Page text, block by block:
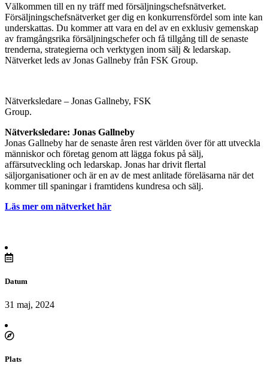
Välkommen till en ny träff med försäljningschefsnätverket.
Försäljningschefsnätverket ger dig en konkurrensfördel som inte kan
underskattas. Du kommer att vara en del av en exklusiv gemenskap
av framgångsrika försäljningschefer och få tillgång till de senaste
trenderna, strategierna och verktygen inom sälj & ledarskap.
Nätverket leds av Jonas Gallneby från FSK Group.
Nätverksledare – Jonas Gallneby, FSK
Group.
Nätverksledare: Jonas Gallneby
Jonas Gallneby har de senaste åren rest världen över för att utveckla
människor och företag genom att lägga fokus på sälj,
affärsutveckling och ledarskap. Jonas har drivit flertal
säljorganisationer och är en av de mest anlitade föreläsarna när det
kommer till spaningar i framtidens kundresa och sälj.
Läs mer om nätverket här
Datum
31 maj, 2024
Plats